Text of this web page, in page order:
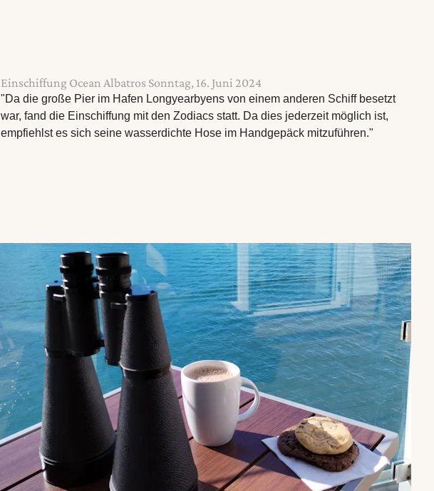
Einschiffung Ocean Albatros Sonntag, 16. Juni 2024
"Da die große Pier im Hafen Longyearbyens von einem anderen Schiff besetzt
war, fand die Einschiffung mit den Zodiacs statt. Da dies jederzeit möglich ist,
empfiehlst es sich seine wasserdichte Hose im Handgepäck mitzuführen."